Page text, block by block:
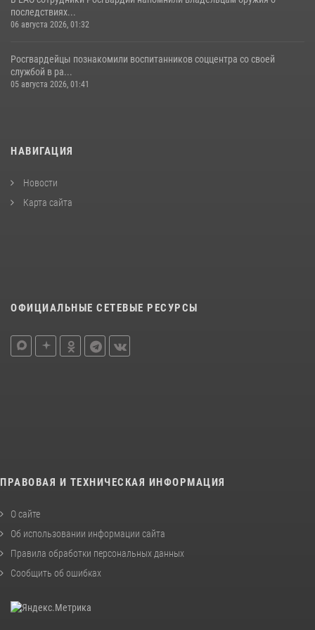
последствиях...
06 августа 2026, 01:32
Росгвардейцы познакомили воспитанников соццентра со своей
службой в ра...
05 августа 2026, 01:41
НАВИГАЦИЯ
Новости
Карта сайта
ОФИЦИАЛЬНЫЕ СЕТЕВЫЕ РЕСУРСЫ
ПРАВОВАЯ И ТЕХНИЧЕСКАЯ ИНФОРМАЦИЯ
О сайте
Об использовании информации сайта
Правила обработки персональных данных
Сообщить об ошибках